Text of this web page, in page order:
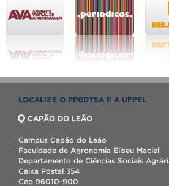
LOCALIZE O PPGDTSA E A UFPEL
CAPÃO DO LEÃO
Campus Capão do Leão
Faculdade de Agronomia Eliseu Maciel
Departamento de Ciências Sociais
Caixa Postal 354
Cep 96010-900